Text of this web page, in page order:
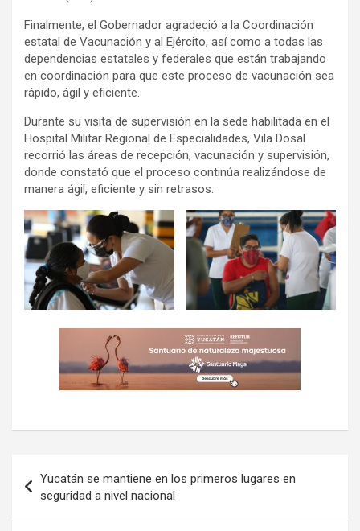
Finalmente, el Gobernador agradeció a la Coordinación
estatal de Vacunación y al Ejército, así como a todas las
dependencias estatales y federales que están trabajando
en coordinación para que este proceso de vacunación sea
rápido, ágil y eficiente.
Durante su visita de supervisión en la sede habilitada en el
Hospital Militar Regional de Especialidades, Vila Dosal
recorrió las áreas de recepción, vacunación y supervisión,
donde constató que el proceso continúa realizándose de
manera ágil, eficiente y sin retrasos.
de
entradas
Yucatán se mantiene en los primeros lugares en
seguridad a nivel nacional